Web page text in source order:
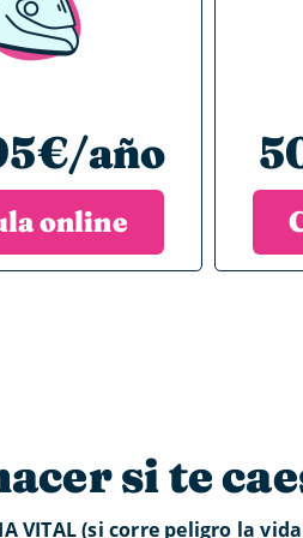
año
online
si te
VITAL (si corre peligro la